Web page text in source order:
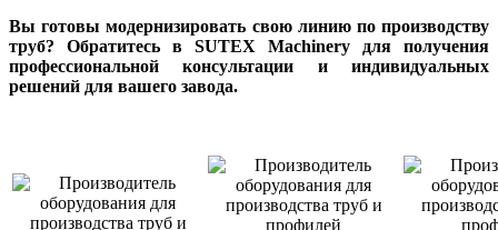
Вы готовы модернизировать свою линию по производству
труб? Обратитесь в SUTEX Machinery для получения
профессиональной консультации и индивидуальных
решений для вашего завода.